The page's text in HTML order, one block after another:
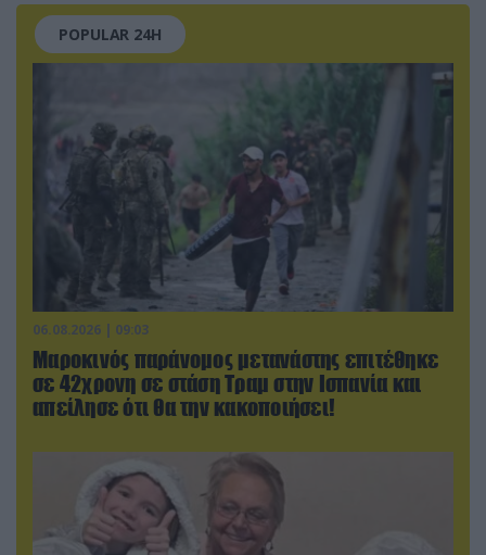
POPULAR 24H
06.08.2026 | 09:03
Μαροκινός παράνομος μετανάστης επιτέθηκε
σε 42χρονη σε στάση Τραμ στην Ισπανία και
απείλησε ότι θα την κακοποιήσει!